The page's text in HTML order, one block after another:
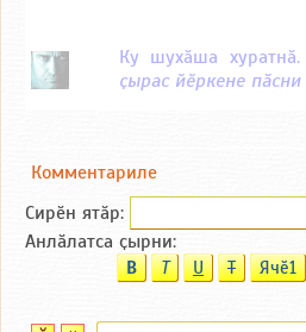
Ку шухӑша хуратнӑ.
ҫырас йӗркене
Комментариле
Сирӗн ятӑp:
Анлӑлатса ҫырни:
B T U T Ячӗ1